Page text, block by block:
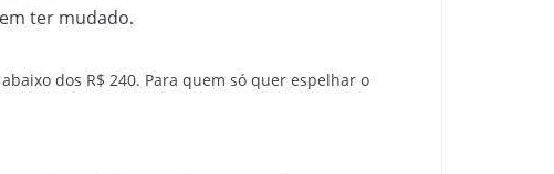
ter mudado.
dos R$ 240. Para quem só quer espelhar o